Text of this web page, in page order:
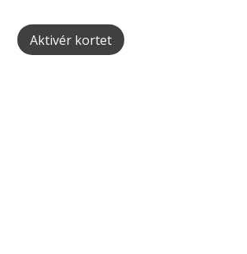
Aktivér kortet